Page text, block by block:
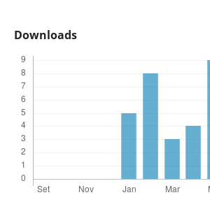
Downloads